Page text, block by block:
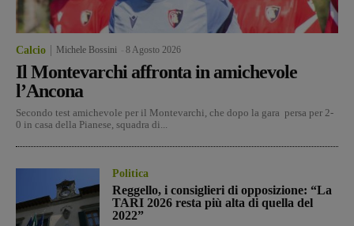
Calcio Michele Bossini 8 Agosto 2026
Il Montevarchi affronta in amichevole
l’Ancona
Secondo test amichevole per il Montevarchi, che dopo la gara persa per 2-
0 in casa della Pianese, squadra di...
Politica
Reggello, i consiglieri di opposizione: “La
TARI 2026 resta più alta di quella del
2022”